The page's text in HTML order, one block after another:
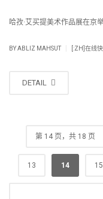
哈孜·艾买提美术作品展
BYABLIZ MAHSUT [:ZH]在线快
DETAIL
第 14 页，共 18 页
13 14 15